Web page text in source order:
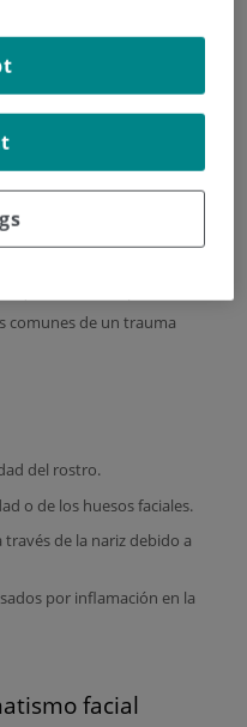
facial
faciales se pueden
comunes de un trauma
del rostro.
o de los huesos faciales.
de la nariz debido a
por inflamación en la
facial